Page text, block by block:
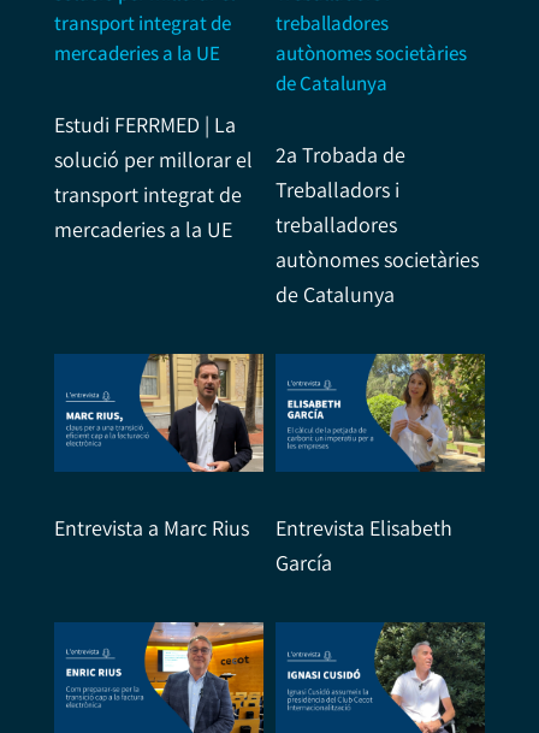
Estudi FERRMED | La
solució per millorar el
transport integrat de
mercaderies a la UE
2a Trobada de
Treballadors i
treballadores
autònomes societàries
de Catalunya
Entrevista a Marc Rius
Entrevista Elisabeth
García